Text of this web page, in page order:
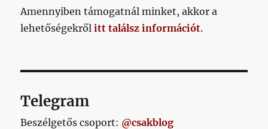
Amennyiben támogatnál minket, akkor a
lehetőségekrőlitt találsz információt.
Telegram
Beszélgetős csoport: @csakblog